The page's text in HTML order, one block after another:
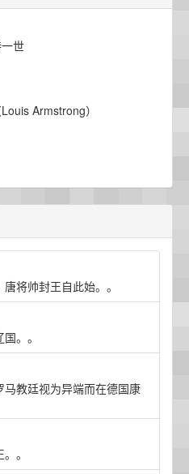
世
Armstrong）
将帅封王自此始。。
。。
教廷视为异端而在德国康
。